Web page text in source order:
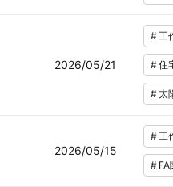
2026/05/21
#工
#住
#太
2026/05/15
#工
# FA